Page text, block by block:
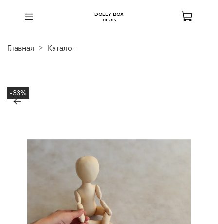
DOLLY BOX
CLUB
Главная Каталог
-33%